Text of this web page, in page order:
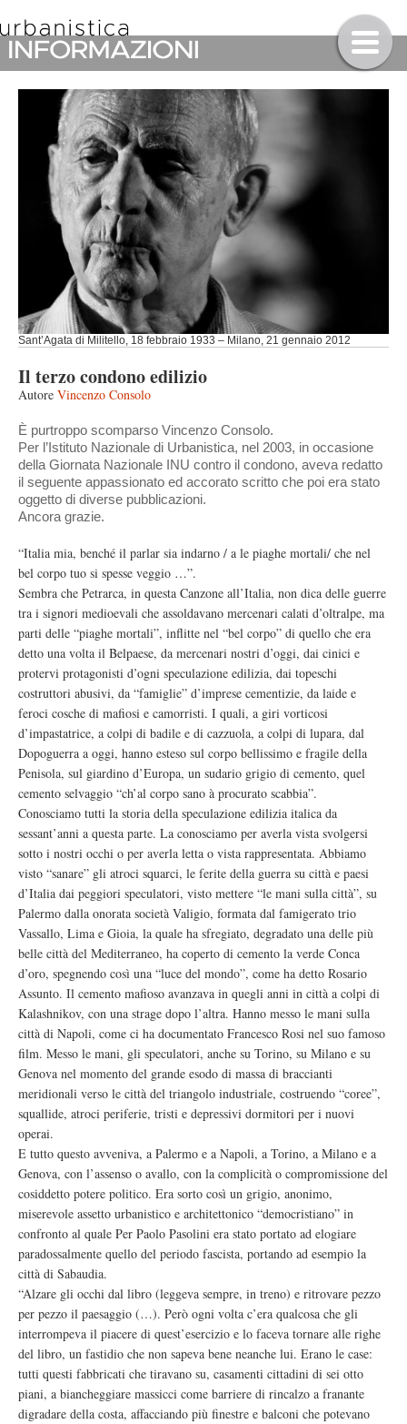
Sant’Agata di Militello, 18 febbraio 1933 – Milano, 21 gennaio 2012
Il terzo condono edilizio
Autore Vincenzo Consolo
È purtroppo scomparso Vincenzo Consolo.
Per l’Istituto Nazionale di Urbanistica, nel 2003, in occasione
della Giornata Nazionale INU contro il condono, aveva redatto
il seguente appassionato ed accorato scritto che poi era stato
oggetto di diverse pubblicazioni.
Ancora grazie.
“Italia mia, benché il parlar sia indarno / a le piaghe mortali/ che nel
bel corpo tuo si spesse veggio …”.
Sembra che Petrarca, in questa Canzone all’Italia, non dica delle guerre
tra i signori medioevali che assoldavano mercenari calati d’oltralpe, ma
parti delle “piaghe mortali”, inflitte nel “bel corpo” di quello che era
detto una volta il Belpaese, da mercenari nostri d’oggi, dai cinici e
protervi protagonisti d’ogni speculazione edilizia, dai topeschi
costruttori abusivi, da “famiglie” d’imprese cementizie, da laide e
feroci cosche di mafiosi e camorristi. I quali, a giri vorticosi
d’impastatrice, a colpi di badile e di cazzuola, a colpi di lupara, dal
Dopoguerra a oggi, hanno esteso sul corpo bellissimo e fragile della
Penisola, sul giardino d’Europa, un sudario grigio di cemento, quel
cemento selvaggio “ch’al corpo sano à procurato scabbia”.
Conosciamo tutti la storia della speculazione edilizia italica da
sessant’anni a questa parte. La conosciamo per averla vista svolgersi
sotto i nostri occhi o per averla letta o vista rappresentata. Abbiamo
visto “sanare” gli atroci squarci, le ferite della guerra su città e paesi
d’Italia dai peggiori speculatori, visto mettere “le mani sulla città”, su
Palermo dalla onorata società Valigio, formata dal famigerato trio
Vassallo, Lima e Gioia, la quale ha sfregiato, degradato una delle più
belle città del Mediterraneo, ha coperto di cemento la verde Conca
d’oro, spegnendo così una “luce del mondo”, come ha detto Rosario
Assunto. Il cemento mafioso avanzava in quegli anni in città a colpi di
Kalashnikov, con una strage dopo l’altra. Hanno messo le mani sulla
città di Napoli, come ci ha documentato Francesco Rosi nel suo famoso
film. Messo le mani, gli speculatori, anche su Torino, su Milano e su
Genova nel momento del grande esodo di massa di braccianti
meridionali verso le città del triangolo industriale, costruendo “coree”,
squallide, atroci periferie, tristi e depressivi dormitori per i nuovi
operai.
E tutto questo avveniva, a Palermo e a Napoli, a Torino, a Milano e a
Genova, con l’assenso o avallo, con la complicità o compromissione del
cosiddetto potere politico. Era sorto così un grigio, anonimo,
miserevole assetto urbanistico e architettonico “democristiano” in
confronto al quale Per Paolo Pasolini era stato portato ad elogiare
paradossalmente quello del periodo fascista, portando ad esempio la
città di Sabaudia.
“Alzare gli occhi dal libro (leggeva sempre, in treno) e ritrovare pezzo
per pezzo il paesaggio (…). Però ogni volta c’era qualcosa che gli
interrompeva il piacere di quest’esercizio e lo faceva tornare alle righe
del libro, un fastidio che non sapeva bene neanche lui. Erano le case:
tutti questi fabbricati che tiravano su, casamenti cittadini di sei otto
piani, a biancheggiare massicci come barriere di rincalzo a franante
digradare della costa, affacciando più finestre e balconi che potevano